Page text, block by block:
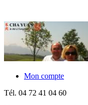
Mon compte
Tél. 04 72 41 04 60